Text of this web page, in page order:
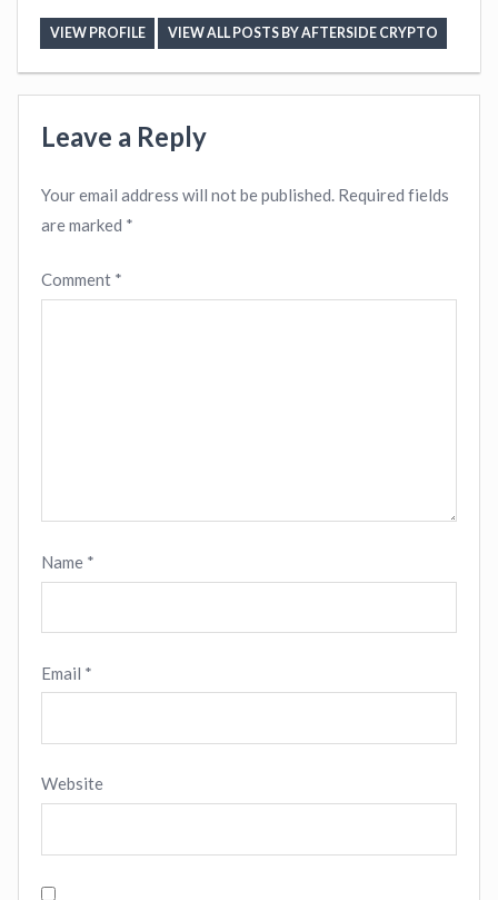
VIEW PROFILE VIEW ALL POSTS BY AFTERSIDE CRYPTO
Leave a Reply
Your email address will not be published. Required fields
are marked *
Comment *
Name *
Email *
Website